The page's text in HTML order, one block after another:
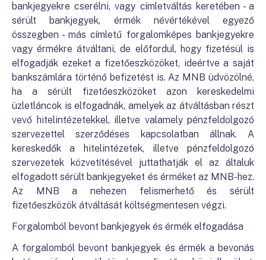
bankjegyekre cserélni, vagy címletváltás keretében - a
sérült bankjegyek, érmék névértékével egyező
összegben - más címletű forgalomképes bankjegyekre
vagy érmékre átváltani, de előfordul, hogy fizetésül is
elfogadják ezeket a fizetőeszközöket, ideértve a saját
bankszámlára történő befizetést is. Az MNB üdvözölné,
ha a sérült fizetőeszközöket azon kereskedelmi
üzletláncok is elfogadnák, amelyek az átváltásban részt
vevő hitelintézetekkel, illetve valamely pénzfeldolgozó
szervezettel szerződéses kapcsolatban állnak. A
kereskedők a hitelintézetek, illetve pénzfeldolgozó
szervezetek közvetítésével juttathatják el az általuk
elfogadott sérült bankjegyeket és érméket az MNB-hez.
Az MNB a nehezen felismerhető és sérült
fizetőeszközök átváltását költségmentesen végzi.
Forgalomból bevont bankjegyek és érmék elfogadása
A forgalomból bevont bankjegyek és érmék a bevonás